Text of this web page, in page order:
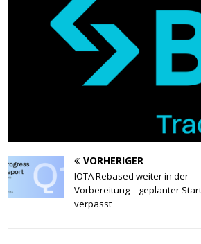
VORHERIGER
IOTA Rebased weiter in der
Vorbereitung – geplanter
verpasst